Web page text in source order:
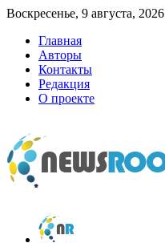
Воскресенье, 9 августа, 2026
Главная
Авторы
Контакты
Редакция
О проекте
newsroom.su
Новости о новостях